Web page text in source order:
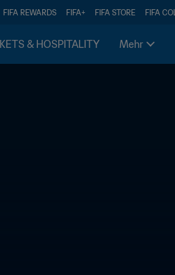
FIFA REWARDS FIFA+ FIFA STORE FIFA
& HOSPITALITY Mehr